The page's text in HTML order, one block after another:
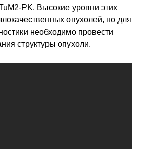
PK. Высокие уровни этих
опухолей, но для
необходимо провести
структуры опухоли.